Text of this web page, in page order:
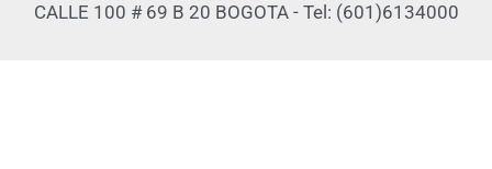
CALLE 100 # 69 B 20 BOGOTA - Tel: (601)6134000